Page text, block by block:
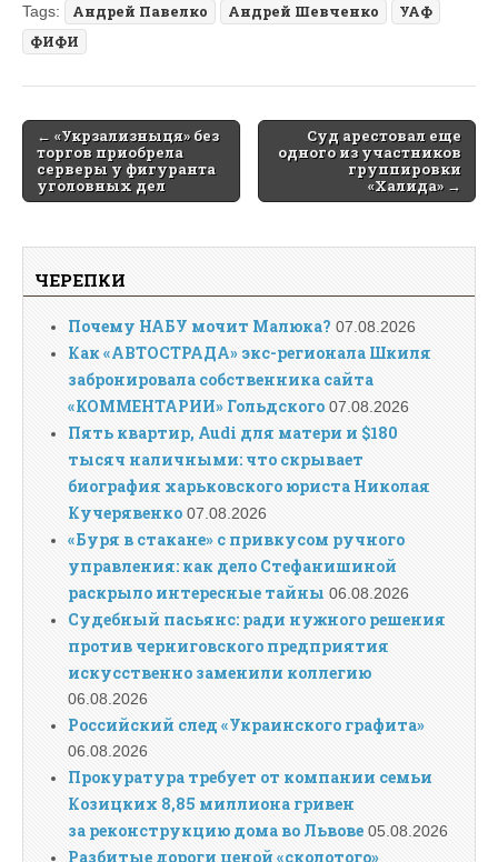
Tags: Андрей Павелко Андрей Шевченко
УАФ
ФИФИ
Post
navigation
← «Укрзализныця» без
торгов приобрела
серверы у фигуранта
уголовных дел
Суд арестовал еще
одного из участников
группировки
«Халида» →
ЧЕРЕПКИ
Почему НАБУ мочит Малюка? 07.08.2026
Как «АВТОСТРАДА» экс-регионала Шкиля
забронировала собственника сайта
«КОММЕНТАРИИ» Гольдского 07.08.2026
Пять квартир, Audi для матери и $180
тысяч наличными: что скрывает
биография харьковского юриста Николая
Кучерявенко 07.08.2026
«Буря в стакане» с привкусом ручного
управления: как дело Стефанишиной
раскрыло интересные тайны 06.08.2026
Судебный пасьянс: ради нужного решения
против черниговского предприятия
искусственно заменили коллегию
06.08.2026
Российский след «Украинского графита»
06.08.2026
Прокуратура требует от компании семьи
Козицких 8,85 миллиона гривен
за реконструкцию дома во Львове 05.08.2026
Разбитые дороги ценой «сколотого»